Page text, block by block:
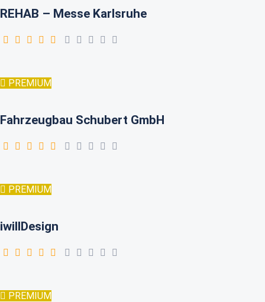
REHAB – Messe Karlsruhe
PREMIUM
Fahrzeugbau Schubert GmbH
PREMIUM
iwillDesign
PREMIUM